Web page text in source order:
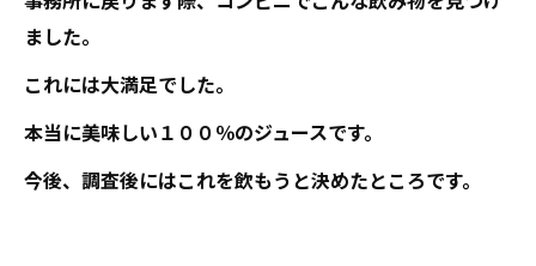
ました。
これには大満足でした。
本当に美味しい１００％のジュースです。
今後、調査後にはこれを飲もうと決めたところです。